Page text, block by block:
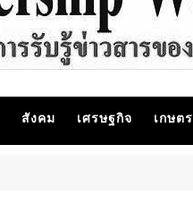
สังคม เศรษฐกิจ เกษตร